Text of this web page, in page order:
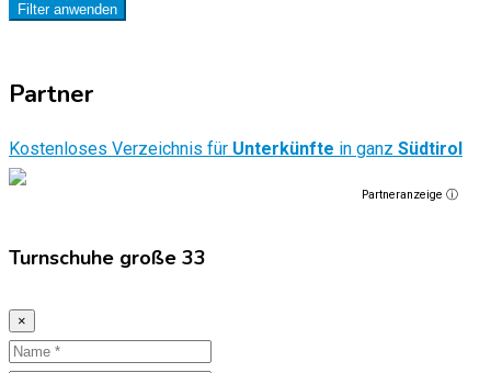
Filter anwenden
Partner
Kostenloses Verzeichnis für Unterkünfte in ganz Südtirol
Partneranzeige ⓘ
Turnschuhe große 33
×
Name